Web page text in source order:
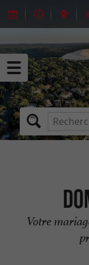
Votre